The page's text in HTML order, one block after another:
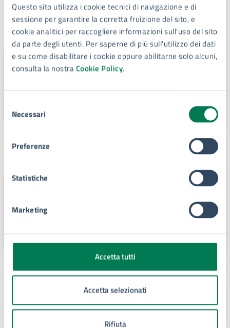
Questo sito utilizza i cookie tecnici di navigazione e di
sessione per garantire la corretta fruizione del sito, e
cookie analitici per raccogliere informazioni sull'uso del sito
da parte degli utenti. Per saperne di più sull'utilizzo dei dati
e su come disabilitare i cookie oppure abilitarne solo alcuni,
consulta la nostraCookie Policy.
delNecessari
Preferenze
Statistiche
Marketing
Accetta tutti
Accetta selezionati
Rifiuta
Contatti
Lonzi Cristina
Unità organizzativa responsabile
Servizio Anagrafe - Decentramento
Via San Sebastiano, 27 Siracusa,
Argomenti: